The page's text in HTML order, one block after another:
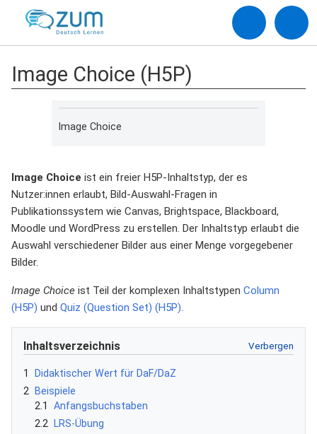
Image Choice (H5P)
Image Choice
Image Choice ist ein freier H5P-Inhaltstyp, der es
Nutzer:innen erlaubt, Bild-Auswahl-Fragen in
Publikationssystem wie Canvas, Brightspace, Blackboard,
Moodle und WordPress zu erstellen. Der Inhaltstyp erlaubt die
Auswahl verschiedener Bilder aus einer Menge vorgegebener
Bilder.
Image Choice ist Teil der komplexen Inhaltstypen Column
(H5P) und Quiz (Question Set) (H5P).
Inhaltsverzeichnis
1
Didaktischer Wert für DaF/DaZ
2
Beispiele
2.1
Anfangsbuchstaben
2.2
LRS-Übung